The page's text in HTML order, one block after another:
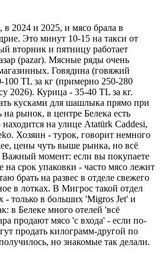
в 2024 и 2025, и мясо брала в
Это минут 10-15 на такси от
вторник и пятницу работает
(pazar). Мясные ряды очень
Говядина (говяжий
100 TL за кг (примерно 250-280
2026). Курица - 35-40 TL за кг.
кусками для шашлыка прямо при
на рынок, в центре Белека есть
на улице Atatürk Caddesi,
Хозяин - турок, говорит немного
цены чуть выше рынка, но всё
момент: если вы покупаете
на срок упаковки - часто мясо лежит
брать на развес в отделе свежего
в лотках. В Мигрос такой отдел
- только в больших 'Migros Jet' и
в Белеке много отелей 'всё
продают мясо 'с входа' - если по-
продать килограмм-другой по
но знакомые так делали.